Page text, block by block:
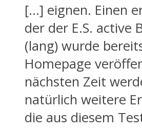
[…] eignen. Einen
der der E.S. active
(lang) wurde
Homepage
nächsten Zeit
natürlich weitere
die aus diesem